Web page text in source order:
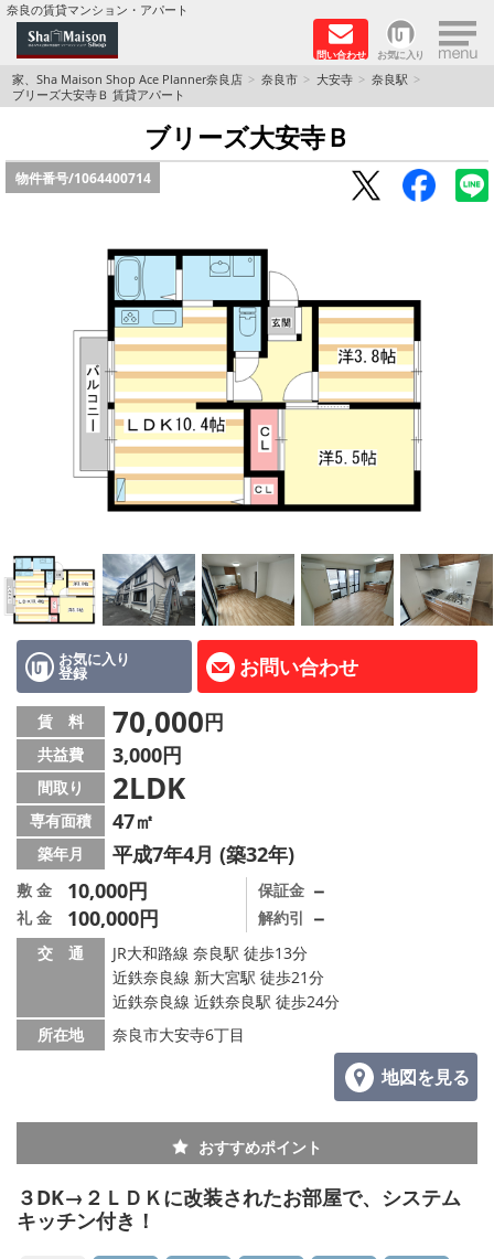
奈良の賃貸マンション・アパート
問い合わせ お気に入り ×
TOPページ
Foreigners welcome！
店長のおすすめ物件
積水ハウス Sha Maison 特集 (奈良北部、木津川
積水ハウス Sha Maison 特集 (奈良南部)
路線·駅から探す
地域から探す
地図から探す
AcePlanner公式ライン
SNS
スタッフ紹介
リフォーム のことなら！
オーナー様へ
住宅型有料老人 Ｆｌｅｕｒａｇｅ
店舗情報·アクセス
会社概要
メールでお問い合わせ
家、Sha Maison Shop Ace Planner奈良店 奈良市 大安寺
奈良駅
ブリーズ大安寺Ｂ 賃貸アパート
ブリーズ大安寺Ｂ
物件番号/1064400714
お気に入り
登録 お問い合わせ
賃 料 70,000円
共益費 3,000円
間取り 2LDK
専有面積 47㎡
築年月 平成7年4月 (築32年)
敷 金 10,000円
礼 金 100,000円
保証金 －
解約引 －
交 通
JR大和路線 奈良駅 徒歩13分
近鉄奈良線 新大宮駅 徒歩21分
近鉄奈良線 近鉄奈良駅 徒歩24分
所在地
奈良市大安寺6丁目
地図を見る
おすすめポイント
３DK→２ＬＤＫに改装されたお部屋で、システム
キッチン付き！